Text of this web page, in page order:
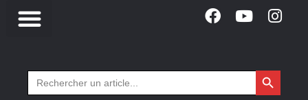
Search
for:
Search Button